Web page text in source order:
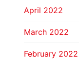
April 2022
March 2022
February 2022